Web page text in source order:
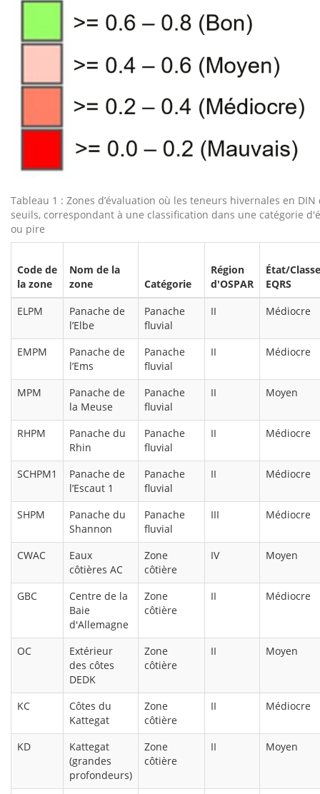
Tableau 1 : Zones d’évaluation où les teneurs hivernales en
seuils, correspondant à une classification dans une catégorie
ou pire
Code de
la zone
Nom de la
zone
Catégorie
Région
d'OSPAR
État/Classe
EQRS
ELPM
Panache de
l’Elbe
Panache
fluvial
II Médiocre
EMPM
Panache de
l’Ems
Panache
fluvial
II Médiocre
MPM
Panache de
la Meuse
Panache
fluvial
II Moyen
RHPM
Panache du
Rhin
Panache
fluvial
II Médiocre
SCHPM1
Panache de
l’Escaut 1
Panache
fluvial
II Médiocre
SHPM
Panache du
Shannon
Panache
fluvial
III Médiocre
CWAC
Eaux
côtières AC
Zone
côtière
IV Moyen
GBC
Centre de la
Baie
d'Allemagne
Zone
côtière
II Médiocre
OC
Extérieur
des côtes
DEDK
Zone
côtière
II Moyen
KC
Côtes du
Kattegat
Zone
côtière
II Médiocre
KD
Kattegat
(grandes
profondeurs)
Zone
côtière
II Moyen